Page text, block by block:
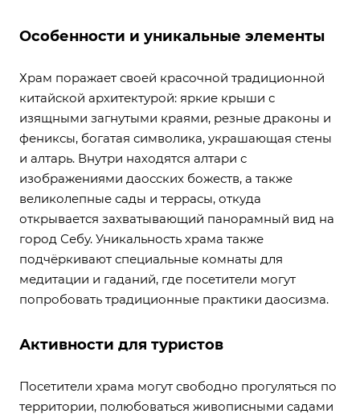
Особенности и уникальные элементы
Храм поражает своей красочной традиционной
китайской архитектурой: яркие крыши с
изящными загнутыми краями, резные драконы и
фениксы, богатая символика, украшающая стены
и алтарь. Внутри находятся алтари с
изображениями даосских божеств, а также
великолепные сады и террасы, откуда
открывается захватывающий панорамный вид на
город Себу. Уникальность храма также
подчёркивают специальные комнаты для
медитации и гаданий, где посетители могут
попробовать традиционные практики даосизма.
Активности для туристов
Посетители храма могут свободно прогуляться по
территории, полюбоваться живописными садами